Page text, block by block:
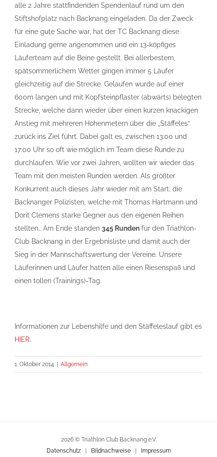
alle 2 Jahre stattfindenden Spendenlauf rund um den
Stiftshofplatz nach Backnang eingeladen. Da der Zweck
für eine gute Sache war, hat der TC Backnang diese
Einladung gerne angenommen und ein 13-köpfiges
Läuferteam auf die Beine gestellt. Bei allerbestem,
spätsommerlichem Wetter gingen immer 5 Läufer
gleichzeitig auf die Strecke. Gelaufen wurde auf einer
600m langen und mit Kopfsteinpflaster (abwärts) belegten
Strecke, welche dann wieder über einen kurzen knackigen
Anstieg mit mehreren Höhenmetern über die „Stäffeles“
zurück ins Ziel führt. Dabei galt es, zwischen 13:00 und
17:00 Uhr so oft wie möglich im Team diese Runde zu
durchlaufen. Wie vor zwei Jahren, wollten wir wieder das
Team mit den meisten Runden werden. Als größter
Konkurrent auch dieses Jahr wieder mit am Start: die
Backnanger Polizisten, welche mit Thomas Hartmann und
Dorit Clemens starke Gegner aus den eigenen Reihen
stellten… Am Ende standen 345 Runden für den Triathlon-
Club Backnang in der Ergebnisliste und damit auch der
Sieg in der Mannschaftswertung der Vereine. Unsere
Läuferinnen und Läufer hatten alle einen Riesenspaß und
einen tollen (Trainings)-Tag.
Informationen zur Lebenshilfe und den Stäffeleslauf gibt es
HIER.
1. Oktober 2014 Allgemein
2026 © Triathlon Club Backnang e.V.
Datenschutz| Bildnachweise| Impressum